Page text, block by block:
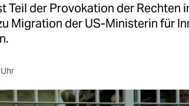
Teil der Provokation der Rechten
Migration der US-Ministerin für